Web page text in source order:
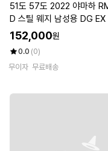
51도 57도 2022 야마하
D 스틸 웨지 남성용
152,000원
0.0 (0)
무이자 무료배송